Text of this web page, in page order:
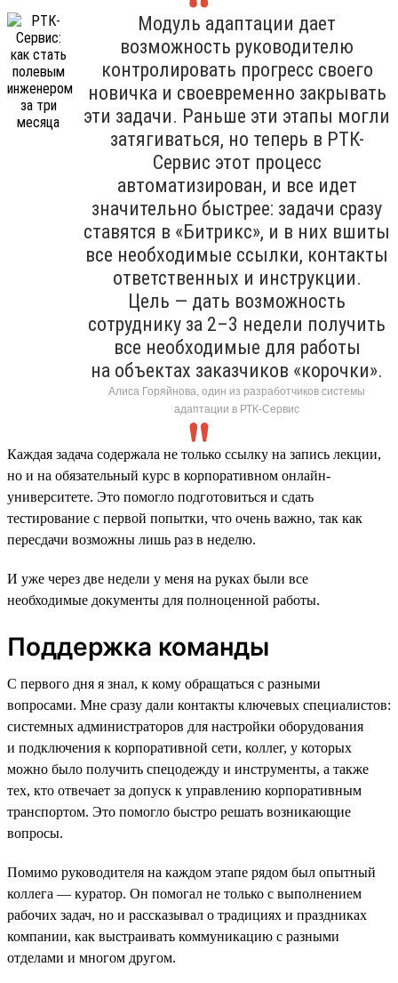
Модуль адаптации дает
возможность руководителю
контролировать прогресс своего
новичка и своевременно закрывать
эти задачи. Раньше эти этапы могли
затягиваться, но теперь в РТК-
Сервис этот процесс
автоматизирован, и все идет
значительно быстрее: задачи сразу
ставятся в «Битрикс», и в них вшиты
все необходимые ссылки, контакты
ответственных и инструкции.
Цель — дать возможность
сотруднику за 2–3 недели получить
все необходимые для работы
на объектах заказчиков «корочки».
Алиса Горяйнова, один из разработчиков системы
адаптации в РТК-Сервис
Каждая задача содержала не только ссылку на запись лекции,
но и на обязательный курс в корпоративном онлайн-
университете. Это помогло подготовиться и сдать
тестирование с первой попытки, что очень важно, так как
пересдачи возможны лишь раз в неделю.
И уже через две недели у меня на руках были все
необходимые документы для полноценной работы.
Поддержка команды
С первого дня я знал, к кому обращаться с разными
вопросами. Мне сразу дали контакты ключевых специалистов:
системных администраторов для настройки оборудования
и подключения к корпоративной сети, коллег, у которых
можно было получить спецодежду и инструменты, а также
тех, кто отвечает за допуск к управлению корпоративным
транспортом. Это помогло быстро решать возникающие
вопросы.
Помимо руководителя на каждом этапе рядом был опытный
коллега — куратор. Он помогал не только с выполнением
рабочих задач, но и рассказывал о традициях и праздниках
компании, как выстраивать коммуникацию с разными
отделами и многом другом.